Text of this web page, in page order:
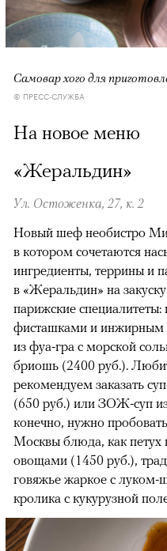
Самовар хого для
© ПРЕСС-СЛУЖБА
На новое меню
«Жеральдин»
Ул. Остоженка, 27, к. 2
Новый шеф необистро
в котором сочетаются
ингредиенты, террины и
в «Жеральдин» на
парижские
фисташками и инжирным
из фуа-гра с морской
бриошь (2400 руб.).
рекомендуем заказать
(650 руб.) или ЗОЖ-суп
конечно, нужно
Москвы блюда, как петух
овощами (1450 руб.),
говяжье жаркое с луком-
кролика с кукурузной